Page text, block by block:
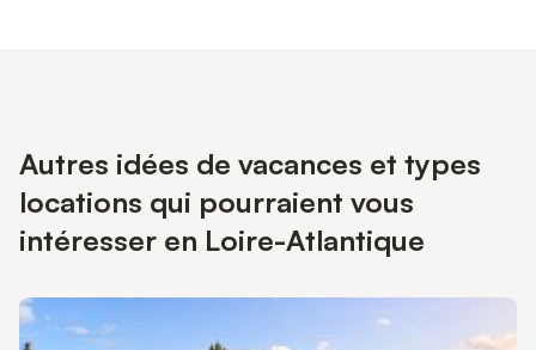
Autres idées de vacances et types
locations qui pourraient vous
intéresser en Loire-Atlantique